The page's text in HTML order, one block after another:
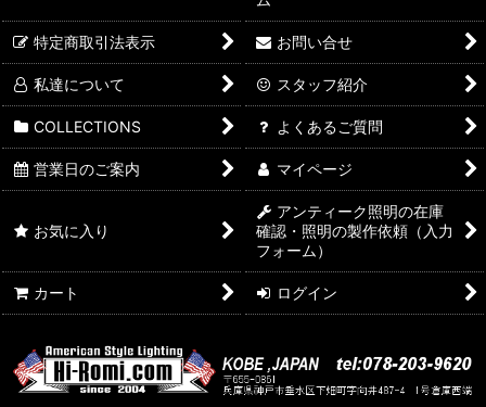
特定商取引法表示 お問い合せ
私達について スタッフ紹介
COLLECTIONS よくあるご質問
営業日のご案内 マイページ
お気に入り
アンティーク照明の在庫
確認・照明の製作依頼（入力
フォーム）
カート ログイン